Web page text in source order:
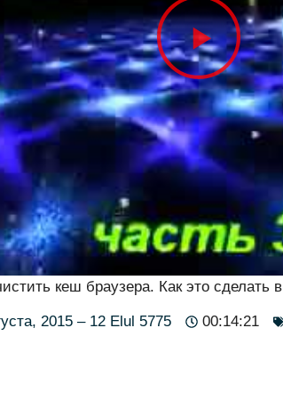
кеш браузера. Как это сделать в
2015 – 12 Elul 5775 00:14:21